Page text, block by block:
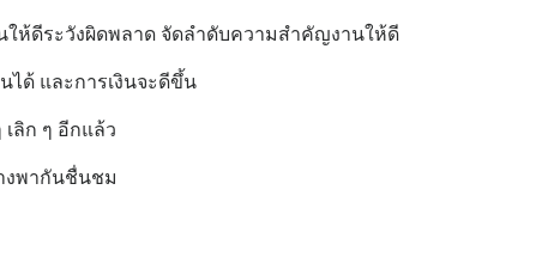
ให้ดีระวังผิดพลาด จัดลำดับความสำคัญงานให้ดี
ได้ และการเงินจะดีขึ้น
ลิก ๆ อีกแล้ว
งพากันชื่นชม